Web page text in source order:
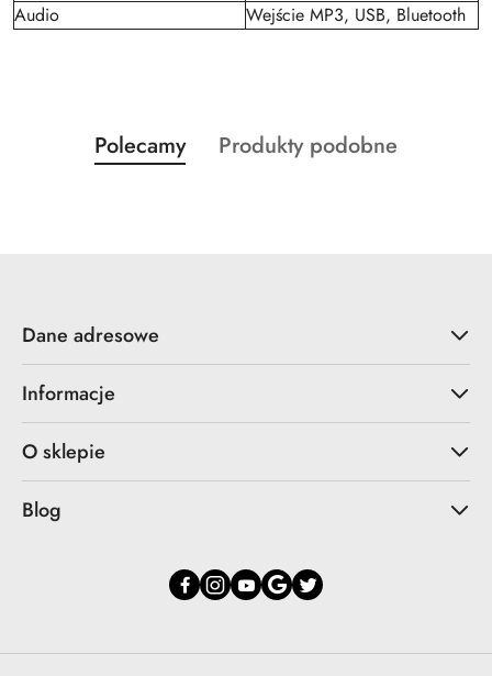
Audio
Wejście MP3, USB, Bluetooth
Pomiń karuzelę produktów
Produkty
o
Polecamy
Produkty
Produkty podobne
Dane adresowe
Informacje
O sklepie
Blog